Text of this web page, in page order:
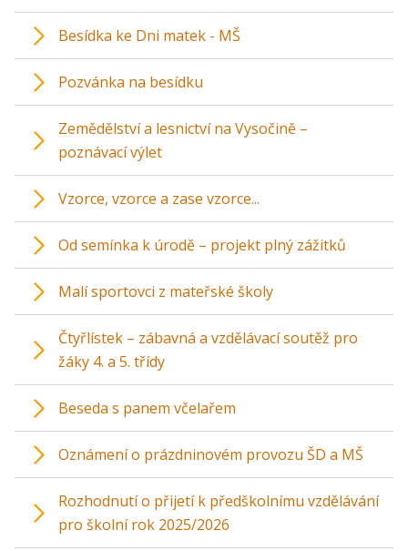
Besídka ke Dni matek - MŠ
Pozvánka na besídku
Zemědělství a lesnictví na Vysočině –
poznávací výlet
Vzorce, vzorce a zase vzorce...
Od semínka k úrodě – projekt plný zážitků
Malí sportovci z mateřské školy
Čtyřlístek – zábavná a vzdělávací soutěž pro
žáky 4. a 5. třídy
Beseda s panem včelařem
Oznámení o prázdninovém provozu ŠD a MŠ
Rozhodnutí o přijetí k předškolnímu vzdělávání
pro školní rok 2025/2026